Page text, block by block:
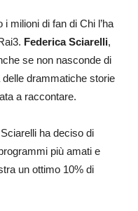
milioni di fan di Chi l’ha
Federica Sciarelli,
se non nasconde di
drammatiche storie
a raccontare.
ha deciso di
più amati e
un ottimo 10% di